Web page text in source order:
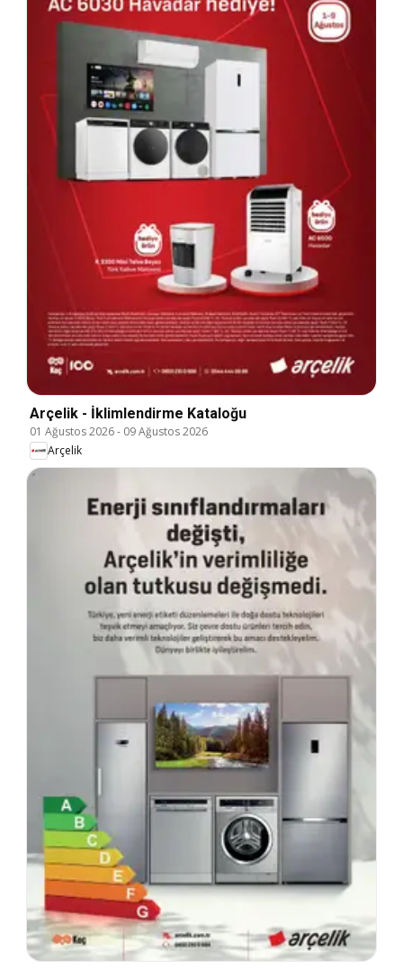
Arçelik - İklimlendirme Kataloğu
01 Ağustos 2026- 09 Ağustos 2026
Arçelik